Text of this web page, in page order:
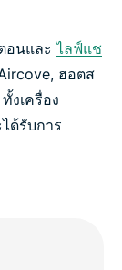
อนและไลฟ์แช
ฮอตส
งเครื่อง
ด้รับการ